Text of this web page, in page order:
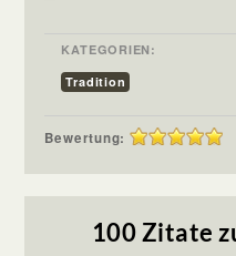
KATEGORIEN:
Tradition
Bewertung: